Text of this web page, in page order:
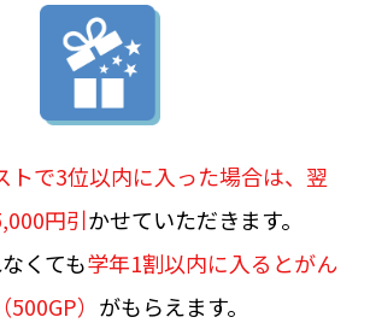
トで3位以内に入った場合は、翌
円引かせていただきます。
くても学年1割以内に入るとがん
） がもらえます。